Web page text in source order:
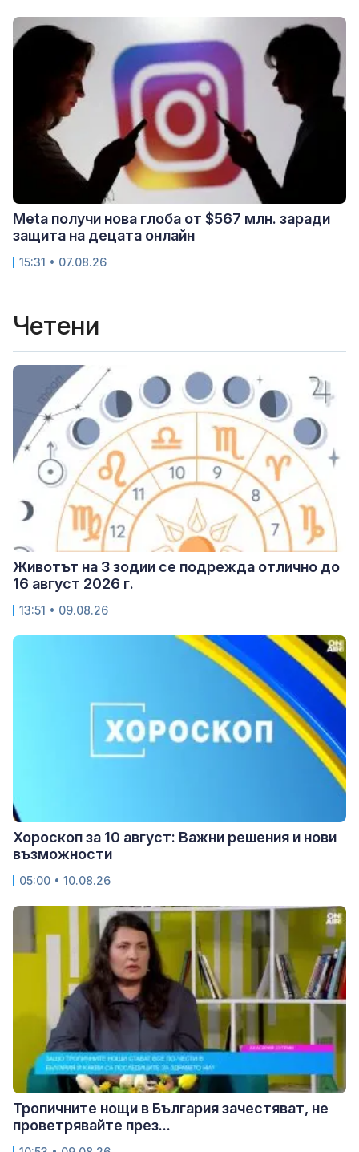
Meta получи нова глоба от $567 млн. заради
защита на децата онлайн
15:31 • 07.08.26
Четени
Животът на 3 зодии се подрежда отлично до
16 август 2026 г.
13:51 • 09.08.26
Хороскоп за 10 август: Важни решения и нови
възможности
05:00 • 10.08.26
Тропичните нощи в България зачестяват, не
проветрявайте през...